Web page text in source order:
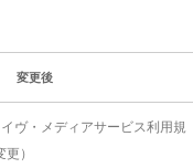
変更後
ヴ・メディアサービス利用規
）